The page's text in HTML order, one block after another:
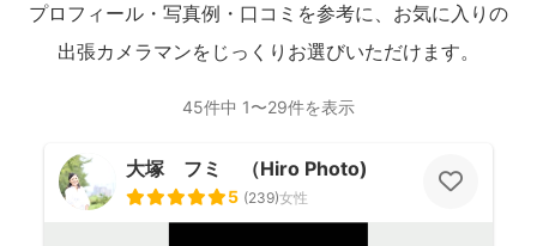
プロフィール・写真例・口コミを参考に、お気に入りの
出張カメラマンをじっくりお選びいただけます。
45件中 1〜29件を表示
大塚 フミ （Hiro Photo)
5 (239)女性